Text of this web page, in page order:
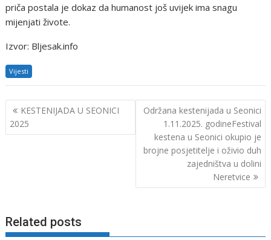
priča postala je dokaz da humanost još uvijek ima snagu
mijenjati živote.
Izvor: Bljesak.info
Vijesti
Navigacija
objava
KESTENIJADA U SEONICI
2025
Održana kestenijada u Seonici
1.11.2025. godineFestival
kestena u Seonici okupio je
brojne posjetitelje i oživio duh
zajedništva u dolini
Neretvice
Related posts